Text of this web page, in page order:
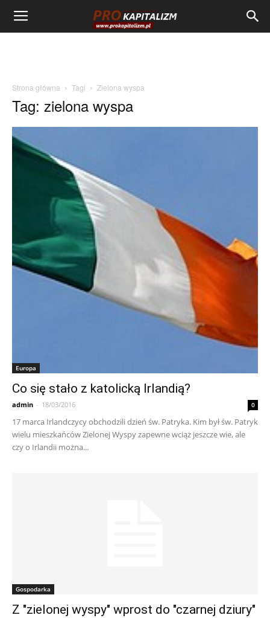
Strona główna Tagi Zielona wyspa
Tag: zielona wyspa
Europa
Co się stało z katolicką Irlandią?
admin - 18/03/2016 0
17 marca Irlandczycy obchodzili dzień św. Patryka. Kim był św. Patryk
wielu mieszkańców Zielonej Wyspy zapewne wciąż jeszcze wie, ale
czy o Irlandii można...
Gospodarka
Z "zielonej wyspy" wprost do "czarnej dziury"